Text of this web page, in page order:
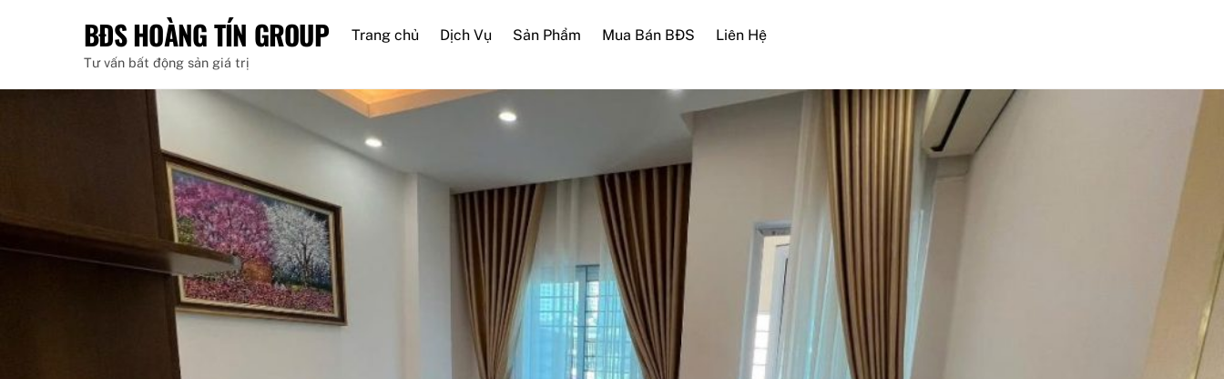
BĐS HOÀNG TÍN GROUP
Tư vấn bất động sản giá trị
Trang chủ Dịch Vụ Sản Phẩm Mua Bán BĐS Liên Hệ